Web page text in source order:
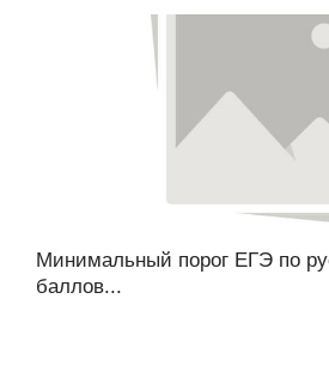
Минимальный порог ЕГЭ по
баллов...